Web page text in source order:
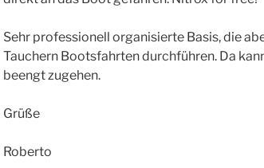
Sehr professionell organisierte Basis, die
Tauchern Bootsfahrten durchführen. Da
beengt zugehen.
Grüße
Roberto